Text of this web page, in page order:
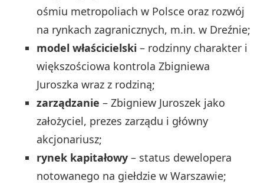
ośmiu metropoliach w Polsce oraz rozwój
na rynkach zagranicznych, m.in. w Dreźnie;
model właścicielski – rodzinny charakter i
większościowa kontrola Zbigniewa
Juroszka wraz z rodziną;
zarządzanie – Zbigniew Juroszek jako
założyciel, prezes zarządu i główny
akcjonariusz;
rynek kapitałowy – status dewelopera
notowanego na giełdzie w Warszawie;